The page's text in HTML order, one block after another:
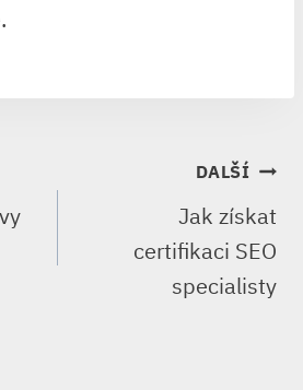
DALŠÍ
Jak získat
certifikaci SEO
specialisty